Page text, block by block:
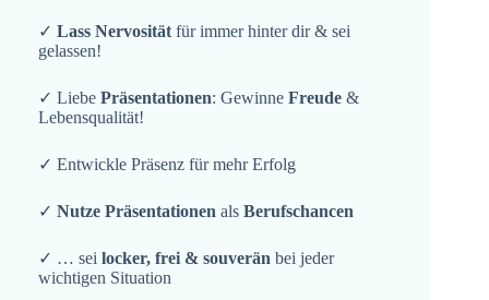
✓ Lass Nervositätfür immer hinter dir & sei
gelassen!
✓ Liebe Präsentationen: Gewinne Freude &
Lebensqualität!
✓ Entwickle Präsenz für mehr Erfolg
✓ Nutze Präsentationen als Berufschancen
✓ … sei locker, frei & souverän bei jeder
wichtigen Situation